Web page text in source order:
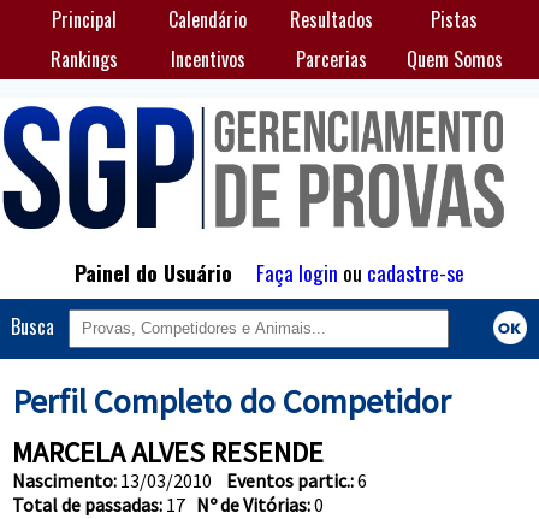
Principal Calendário Resultados
Pistas
Rankings
Incentivos Parcerias Quem Somos
Painel do Usuário Faça login ou cadastre-se
Busca
Perfil Completo do Competidor
MARCELA ALVES RESENDE
Nascimento: 13/03/2010 Eventos partic.:6
Total de passadas: 17 Nº de Vitórias:0